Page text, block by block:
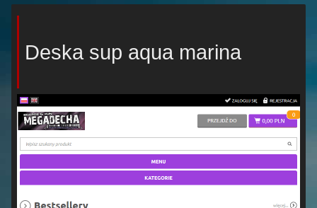
Deska sup aqua marina